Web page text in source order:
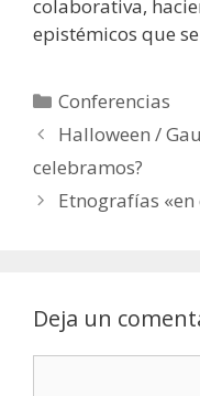
colaborativa,
epistémicos que
Categorías
Conferencias
Halloween /
celebramos?
Etnografías
Deja un